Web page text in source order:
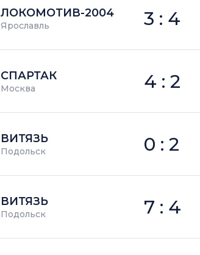
ЛОКОМОТИВ-2004
Ярославль 3 : 4
СПАРТАК
Москва 4 : 2
ВИТЯЗЬ
Подольск 0 : 2
ВИТЯЗЬ
Подольск 7 : 4